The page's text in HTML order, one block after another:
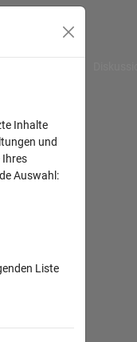
Inhalte
und
Ihres
Auswahl:
Liste